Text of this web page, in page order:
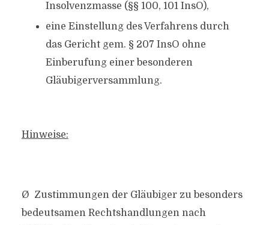
Insolvenzmasse (§§ 100, 101 InsO),
eine Einstellung des Verfahrens durch
das Gericht gem. § 207 InsO ohne
Einberufung einer besonderen
Gläubigerversammlung.
Hinweise:
Ø Zustimmungen der Gläubiger zu besonders
bedeutsamen Rechtshandlungen nach